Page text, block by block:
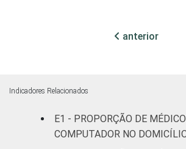
(mais de
anterior
Indicadores Relacionados
E1 - PROPORÇÃO DE
COMPUTADOR NO